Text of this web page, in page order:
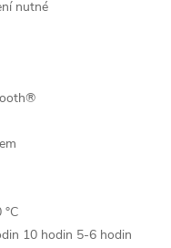
nutné
10 hodin 5-6 hodin